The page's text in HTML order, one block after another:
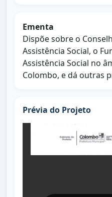
Ementa
Dispõe sobre o
Assistência Social, o
Assistência Social no
Colombo, e dá outras
Prévia do Projeto